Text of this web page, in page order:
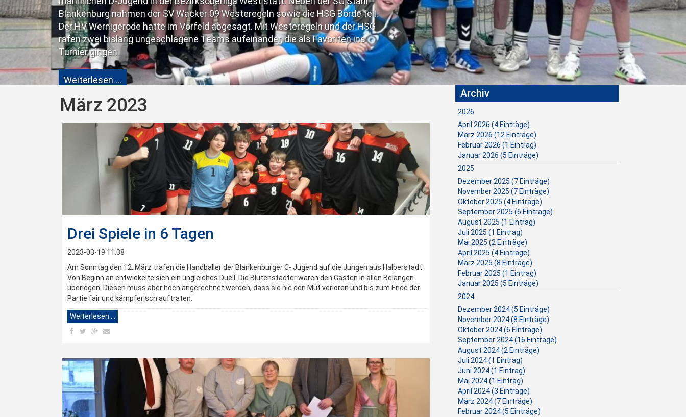
Schwächung bedeutete.
Weiterlesen …
März 2023
Drei Spiele in 6 Tagen
2023-03-19 11:38
Am Sonntag den 12. März trafen die Handballer der Blankenburger C- Jugend auf die Jungen aus Halberstadt.
Von Beginn an entwickelte sich ein ungleiches Duell. Die Blütenstädter waren den Gästen in allen Belangen
überlegen. Diesen muss aber hoch angerechnet werden, dass sie nie den Mut verloren und bis zum Ende der
Partie fair und kämpferisch auftraten.
Weiterlesen …
Archiv
2026
April 2026 (4 Einträge)
März 2026 (12 Einträge)
Februar 2026 (1 Eintrag)
Januar 2026 (5 Einträge)
2025
Dezember 2025 (7 Einträge)
November 2025 (7 Einträge)
Oktober 2025 (4 Einträge)
September 2025 (6 Einträge)
August 2025 (1 Eintrag)
Juli 2025 (1 Eintrag)
Mai 2025 (2 Einträge)
April 2025 (4 Einträge)
März 2025 (8 Einträge)
Februar 2025 (1 Eintrag)
Januar 2025 (5 Einträge)
2024
Dezember 2024 (5 Einträge)
November 2024 (8 Einträge)
Oktober 2024 (6 Einträge)
September 2024 (16 Einträge)
August 2024 (2 Einträge)
Juli 2024 (1 Eintrag)
Juni 2024 (1 Eintrag)
Mai 2024 (1 Eintrag)
April 2024 (3 Einträge)
März 2024 (7 Einträge)
Februar 2024 (5 Einträge)